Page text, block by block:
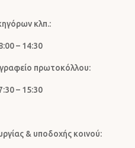
κλπ.:
– 14:30
πρωτοκόλλου:
– 15:30
& υποδοχής κοινού: